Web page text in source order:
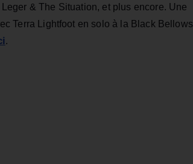
& The Situation, et plus encore. Une
Terra Lightfoot en solo à la Black Bellows
.